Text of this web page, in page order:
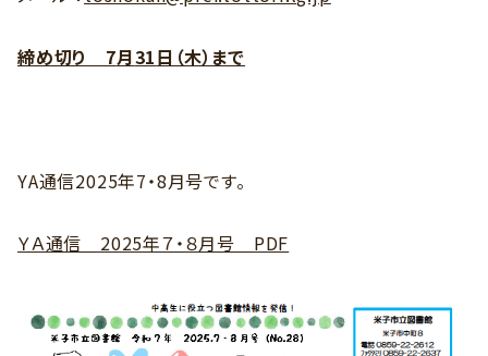
締め切り 7月31日（木）まで
YA通信2025年7・8月号です。
ＹＡ通信 2025年７・８月号 PDF